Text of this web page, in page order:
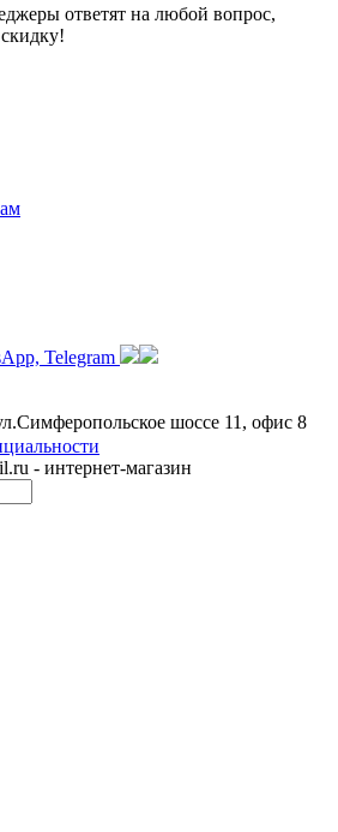
ответят на любой вопрос,
Telegram
шоссе 11, офис 8
- интернет-магазин